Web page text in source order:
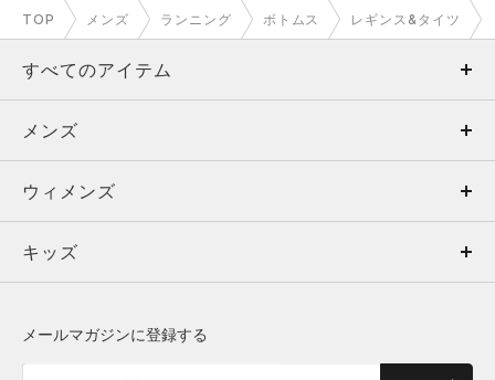
TOP メンズ ランニング ボトムス レギンス&タイツ
すべてのアイテム
メンズ
ウィメンズ
キッズ
メンズ
トップス
ボトムス
ウィメンズ
トップス
キッズ
メールマガジンに登録する